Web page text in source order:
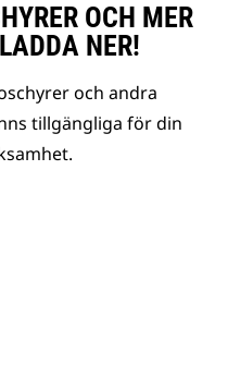
OCH MER
NER!
och andra
tillgängliga för din